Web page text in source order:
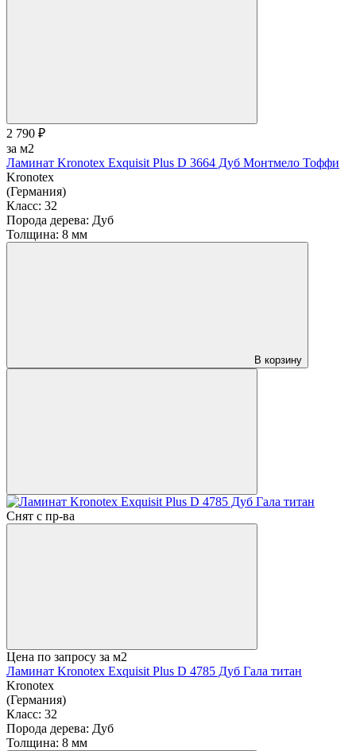
2 790 ₽
за м2
Ламинат Kronotex Exquisit Plus D 3664 Дуб Монтмело Тоффи
Kronotex
(Германия)
Класс: 32
Порода дерева: Дуб
Толщина: 8 мм
В корзину
Снят с пр-ва
Цена по запросу за м2
Ламинат Kronotex Exquisit Plus D 4785 Дуб Гала титан
Kronotex
(Германия)
Класс: 32
Порода дерева: Дуб
Толщина: 8 мм